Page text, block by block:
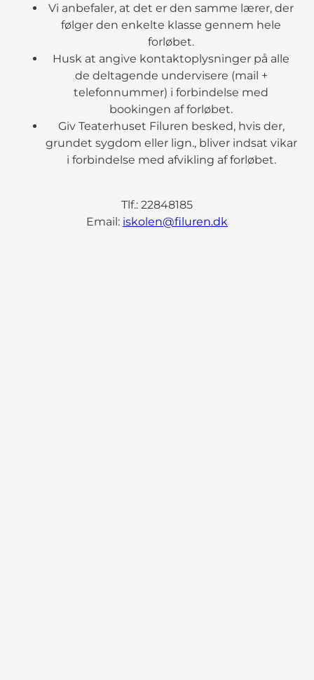
Vi anbefaler, at det er den samme lærer, der
følger den enkelte klasse gennem hele
forløbet.
Husk at angive kontaktoplysninger på alle
de deltagende undervisere (mail +
telefonnummer) i forbindelse med
bookingen af forløbet.
Giv Teaterhuset Filuren besked, hvis der,
grundet sygdom eller lign., bliver indsat vikar
i forbindelse med afvikling af forløbet.
Tlf.: 22848185
Email: iskolen@filuren.dk